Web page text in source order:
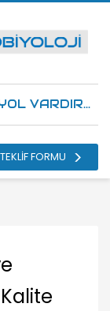
VARDIR...
TEKLİF FORMU
Kalite